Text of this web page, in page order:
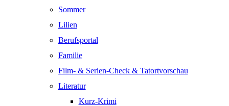
Sommer
Lilien
Berufsportal
Familie
Film- & Serien-Check & Tatortvorschau
Literatur
Kurz-Krimi